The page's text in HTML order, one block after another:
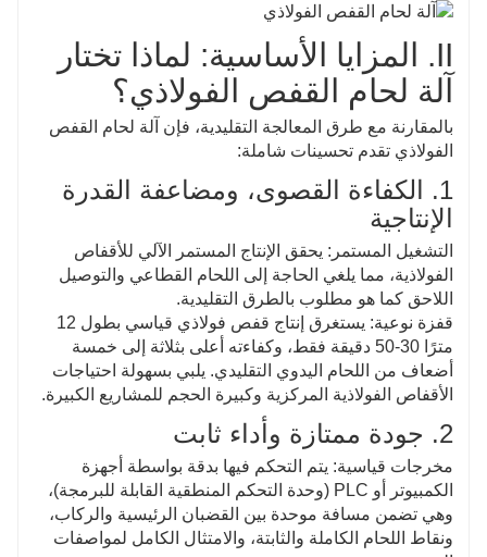
II. المزايا الأساسية: لماذا تختار
آلة لحام القفص الفولاذي؟
بالمقارنة مع طرق المعالجة التقليدية، فإن آلة لحام القفص
الفولاذي تقدم تحسينات شاملة:
1. الكفاءة القصوى، ومضاعفة القدرة
الإنتاجية
التشغيل المستمر: يحقق الإنتاج المستمر الآلي للأقفاص
الفولاذية، مما يلغي الحاجة إلى اللحام القطاعي والتوصيل
اللاحق كما هو مطلوب بالطرق التقليدية.
قفزة نوعية: يستغرق إنتاج قفص فولاذي قياسي بطول 12
مترًا 30-50 دقيقة فقط، وكفاءته أعلى بثلاثة إلى خمسة
أضعاف من اللحام اليدوي التقليدي. يلبي بسهولة احتياجات
الأقفاص الفولاذية المركزية وكبيرة الحجم للمشاريع الكبيرة.
2. جودة ممتازة وأداء ثابت
مخرجات قياسية: يتم التحكم فيها بدقة بواسطة أجهزة
الكمبيوتر أو PLC (وحدة التحكم المنطقية القابلة للبرمجة)،
وهي تضمن مسافة موحدة بين القضبان الرئيسية والركاب،
ونقاط اللحام الكاملة والثابتة، والامتثال الكامل لمواصفات